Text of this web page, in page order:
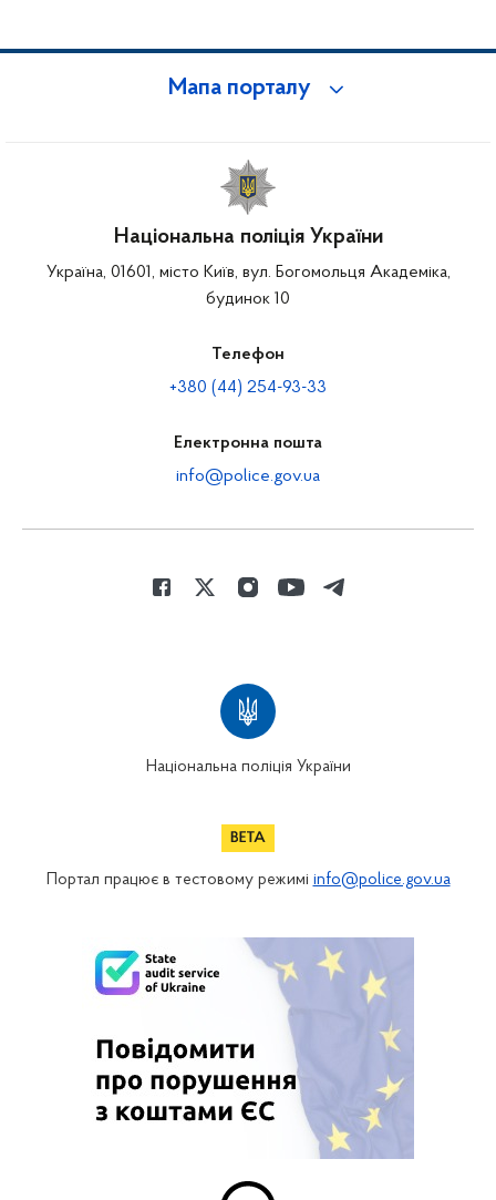
Мапа порталу
Національна поліція України
Україна, 01601, місто Київ, вул. Богомольця Академіка,
будинок 10
Телефон
+380 (44) 254-93-33
Електронна пошта
info@police.gov.ua
Національна поліція України
Портал працює в тестовому режимі info@police.gov.ua